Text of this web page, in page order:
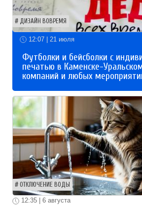
ДИЗАЙН ВОВРЕМЯ
12:07 | 21 июля
Футболки и бейсболки с
печатью в Каменске-
компаний и любых
ОТКЛЮЧЕНИЕ ВОДЫ
12:35 | 6 августа